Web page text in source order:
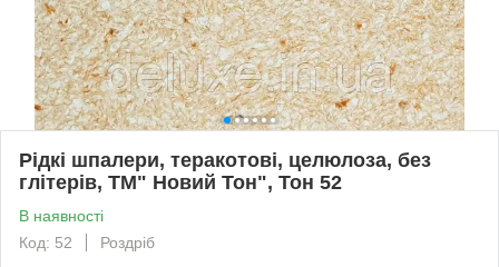
Рідкі шпалери, теракотові, целюлоза, без
глітерів, ТМ" Новий Тон", Тон 52
В наявності
Код: 52
Роздріб